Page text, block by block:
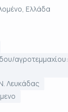
Ελλάδα
αγροτεμμαχίου:
Λευκάδας